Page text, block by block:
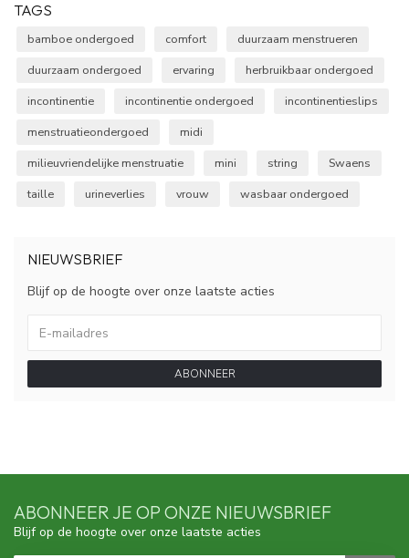
TAGS
bamboe ondergoed comfort
duurzaam menstrueren
duurzaam ondergoed
ervaring
herbruikbaar ondergoed
incontinentie
incontinentie ondergoed
incontinentieslips
menstruatieondergoed
midi
milieuvriendelijke menstruatie
mini string
Swaens
taille
urineverlies vrouw wasbaar ondergoed
NIEUWSBRIEF
Blijf op de hoogte over onze laatste acties
ABONNEER
ABONNEER JE OP ONZE NIEUWSBRIEF
Blijf op de hoogte over onze laatste acties